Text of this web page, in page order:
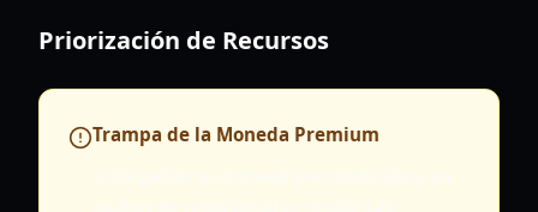
Priorización de Recursos
Trampa de la Moneda Premium